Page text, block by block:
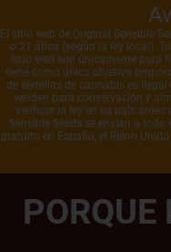
El sitio web de Original Sensible
o 21 años (según la ley local).
sitio web son únicamente para
tiene como único objetivo
de semillas de cannabis es
venden para conservación y
verificar la ley en su país antes
Sensible Seeds se envían a
gratuito en España, el Reino
PORQUE